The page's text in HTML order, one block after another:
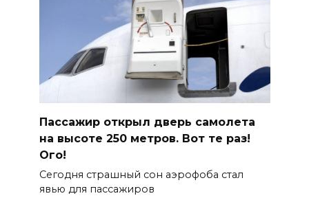
Пассажир открыл дверь самолета
на высоте 250 метров. Вот те раз!
Ого!
Сегодня страшный сон аэрофоба стал
явью для пассажиров